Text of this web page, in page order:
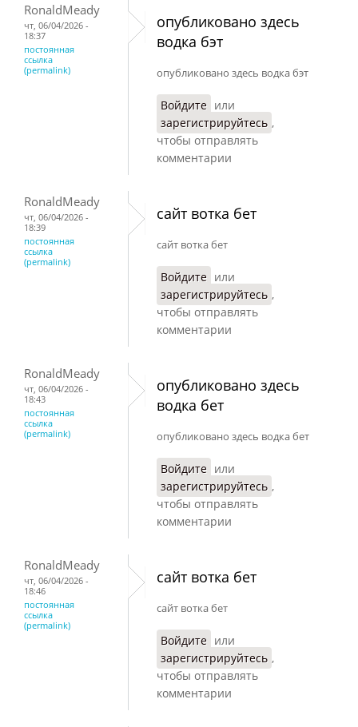
RonaldMeady
чт, 06/04/2026 -
18:37
постоянная
ссылка
(permalink)
опубликовано здесь
водка бэт
опубликовано здесь водка бэт
Войдите или
зарегистрируйтесь ,
чтобы отправлять
комментарии
RonaldMeady
чт, 06/04/2026 -
18:39
постоянная
ссылка
(permalink)
сайт вотка бет
сайт вотка бет
Войдите или
зарегистрируйтесь ,
чтобы отправлять
комментарии
RonaldMeady
чт, 06/04/2026 -
18:43
постоянная
ссылка
(permalink)
опубликовано здесь
водка бет
опубликовано здесь водка бет
Войдите или
зарегистрируйтесь ,
чтобы отправлять
комментарии
RonaldMeady
чт, 06/04/2026 -
18:46
постоянная
ссылка
(permalink)
сайт вотка бет
сайт вотка бет
Войдите или
зарегистрируйтесь ,
чтобы отправлять
комментарии